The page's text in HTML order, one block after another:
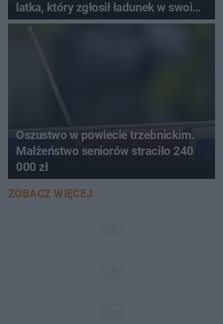
latka, który zgłosił ładunek w swoim
aucie
Oszustwo w powiecie trzebnickim.
Małżeństwo seniorów straciło 240
000 zł
ZOBACZ WIĘCEJ